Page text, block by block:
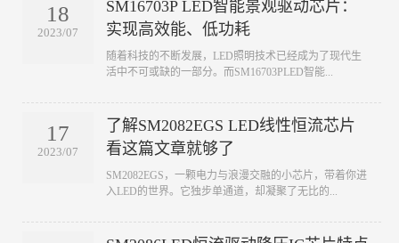
18
2023/07
SM16703P LED智能景观驱动芯片：
实现高效能、低功耗
​随着科技的不断发展，LED照明技术已经成为了现代生
活中不可或缺的一部分。而SM16703PLED智能...
17
2023/07
了解SM2082EGS LED线性恒流芯片
看这篇文章就够了
​SM2082EGS，一颗电力与浪漫交融的小芯片，带着你进
入LED的世界。它独步单通道，却凝聚了无比的...